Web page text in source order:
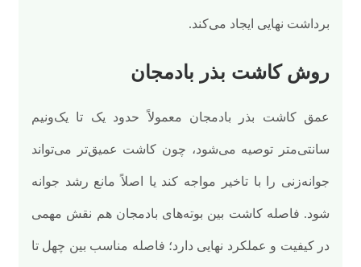
برداشت نهایی ایجاد می‌کند.
روش کاشت بذر بادمجان
عمق کاشت بذر بادمجان معمولاً حدود یک تا یک‌ونیم
سانتی‌متر توصیه می‌شود، چون کاشت عمیق‌تر می‌تواند
جوانه‌زنی را با تاخیر مواجه کند یا اصلاً مانع رشد جوانه
شود. فاصله کاشت بین بوته‌های بادمجان هم نقش مهمی
در کیفیت و عملکرد نهایی دارد؛ فاصله مناسب بین چهل تا